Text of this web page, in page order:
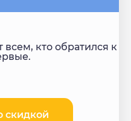
кто обратился к
скидкой​